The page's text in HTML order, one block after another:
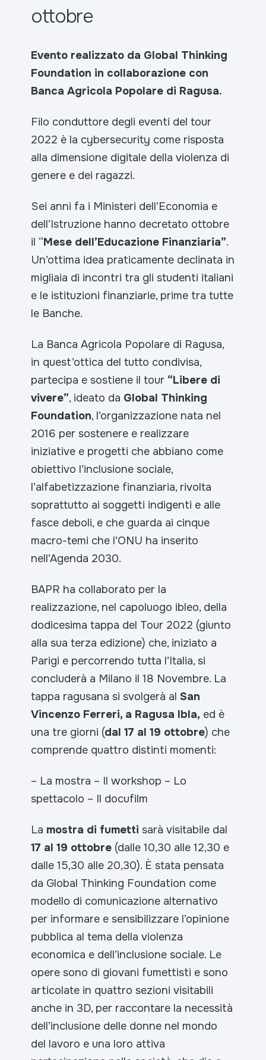
ottobre
Evento realizzato da Global Thinking
Foundation in collaborazione con
Banca Agricola Popolare di Ragusa.
Filo conduttore degli eventi del tour
2022 è la cybersecurity come risposta
alla dimensione digitale della violenza di
genere e dei ragazzi.
Sei anni fa i Ministeri dell’Economia e
dell’Istruzione hanno decretato ottobre
il “Mese dell’Educazione Finanziaria”.
Un’ottima idea praticamente declinata in
migliaia di incontri tra gli studenti italiani
e le istituzioni finanziarie, prime tra tutte
le Banche.
La Banca Agricola Popolare di Ragusa,
in quest’ottica del tutto condivisa,
partecipa e sostiene il tour “Libere di
vivere”, ideato da Global Thinking
Foundation, l’organizzazione nata nel
2016 per sostenere e realizzare
iniziative e progetti che abbiano come
obiettivo l’inclusione sociale,
l’alfabetizzazione finanziaria, rivolta
soprattutto ai soggetti indigenti e alle
fasce deboli, e che guarda ai cinque
macro-temi che l’ONU ha inserito
nell’Agenda 2030.
BAPR ha collaborato per la
realizzazione, nel capoluogo ibleo, della
dodicesima tappa del Tour 2022 (giunto
alla sua terza edizione) che, iniziato a
Parigi e percorrendo tutta l’Italia, si
concluderà a Milano il 18 Novembre. La
tappa ragusana si svolgerà al San
Vincenzo Ferreri, a Ragusa Ibla, ed è
una tre giorni (dal 17 al 19 ottobre) che
comprende quattro distinti momenti:
– La mostra – Il workshop – Lo
spettacolo – Il docufilm
La mostra di fumetti sarà visitabile dal
17 al 19 ottobre (dalle 10,30 alle 12,30 e
dalle 15,30 alle 20,30). È stata pensata
da Global Thinking Foundation come
modello di comunicazione alternativo
per informare e sensibilizzare l’opinione
pubblica al tema della violenza
economica e dell’inclusione sociale. Le
opere sono di giovani fumettisti e sono
articolate in quattro sezioni visitabili
anche in 3D, per raccontare la necessità
dell’inclusione delle donne nel mondo
del lavoro e una loro attiva